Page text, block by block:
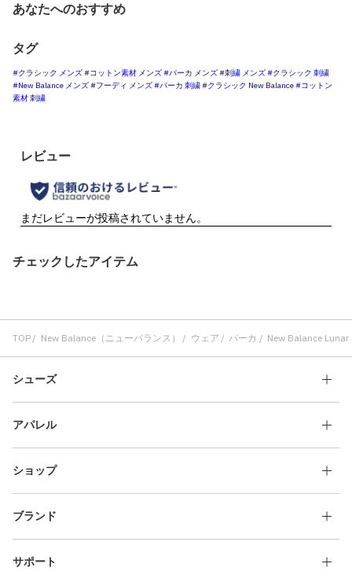
あなたへのおすすめ
タグ
#クラシック メンズ#コットン素材 メンズ#パーカ メンズ#刺繍 メンズ#クラシック 刺繍
#New Balance メンズ#フーディ メンズ#パーカ 刺繍#クラシック New Balance#コットン
素材 刺繍
チェックしたアイテム
TOP New Balance（ニューバランス） ウェア パーカ New Balance
シューズ
アパレル
ショップ
ブランド
サポート